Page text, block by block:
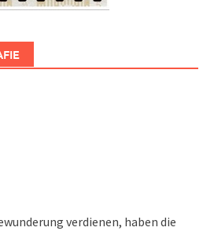
verdienen, haben die